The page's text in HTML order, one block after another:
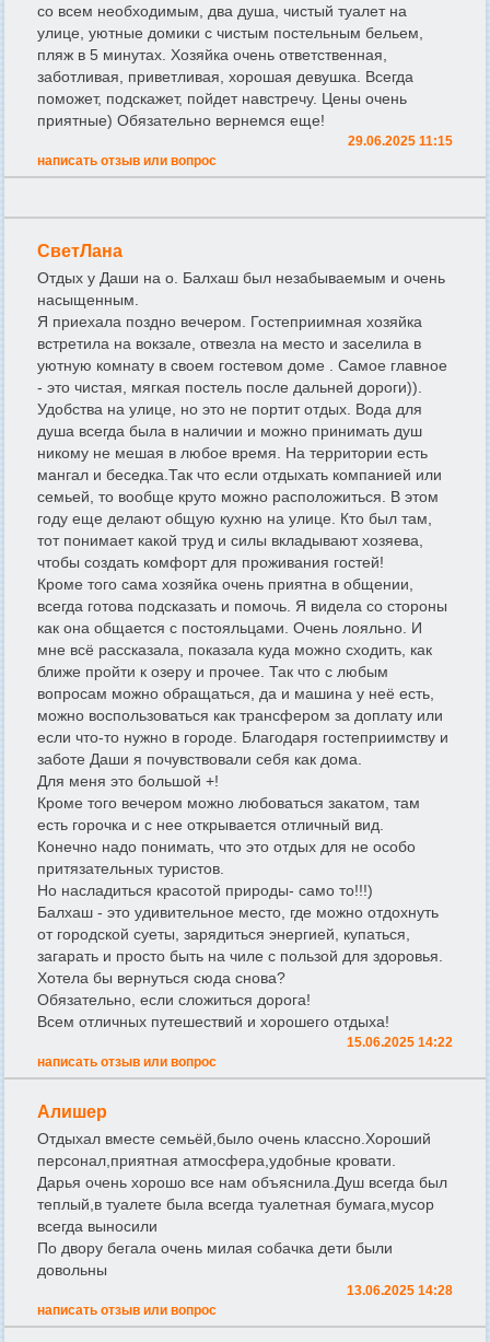
со всем необходимым, два душа, чистый туалет на
улице, уютные домики с чистым постельным бельем,
пляж в 5 минутах. Хозяйка очень ответственная,
заботливая, приветливая, хорошая девушка. Всегда
поможет, подскажет, пойдет навстречу. Цены очень
приятные) Обязательно вернемся еще!
29.06.2025 11:15
написать отзыв или вопрос
СветЛана
Отдых у Даши на о. Балхаш был незабываемым и очень
насыщенным.
Я приехала поздно вечером. Гостеприимная хозяйка
встретила на вокзале, отвезла на место и заселила в
уютную комнату в своем гостевом доме . Самое главное
- это чистая, мягкая постель после дальней дороги)).
Удобства на улице, но это не портит отдых. Вода для
душа всегда была в наличии и можно принимать душ
никому не мешая в любое время. На территории есть
мангал и беседка.Так что если отдыхать компанией или
семьей, то вообще круто можно расположиться. В этом
году еще делают общую кухню на улице. Кто был там,
тот понимает какой труд и силы вкладывают хозяева,
чтобы создать комфорт для проживания гостей!
Кроме того сама хозяйка очень приятна в общении,
всегда готова подсказать и помочь. Я видела со стороны
как она общается с постояльцами. Очень лояльно. И
мне всë рассказала, показала куда можно сходить, как
ближе пройти к озеру и прочее. Так что с любым
вопросам можно обращаться, да и машина у неё есть,
можно воспользоваться как трансфером за доплату или
если что-то нужно в городе. Благодаря гостеприимству и
заботе Даши я почувствовали себя как дома.
Для меня это большой +!
Кроме того вечером можно любоваться закатом, там
есть горочка и с нее открывается отличный вид.
Конечно надо понимать, что это отдых для не особо
притязательных туристов.
Но насладиться красотой природы- само то!!!)
Балхаш - это удивительное место, где можно отдохнуть
от городской суеты, зарядиться энергией, купаться,
загарать и просто быть на чиле с пользой для здоровья.
Хотела бы вернуться сюда снова?
Обязательно, если сложиться дорога!
Всем отличных путешествий и хорошего отдыха!
15.06.2025 14:22
написать отзыв или вопрос
Алишер
Отдыхал вместе семьёй,было очень классно.Хороший
персонал,приятная атмосфера,удобные кровати.
Дарья очень хорошо все нам объяснила.Душ всегда был
теплый,в туалете была всегда туалетная бумага,мусор
всегда выносили
По двору бегала очень милая собачка дети были
довольны
13.06.2025 14:28
написать отзыв или вопрос